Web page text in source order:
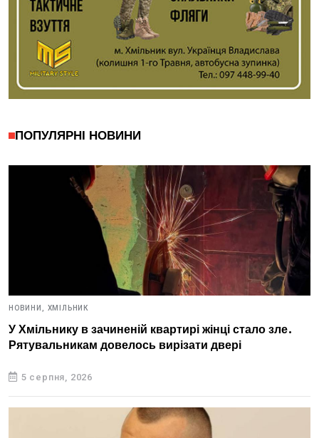
ПОПУЛЯРНІ НОВИНИ
НОВИНИ, ХМІЛЬНИК
У Хмільнику в зачиненій квартирі жінці стало зле.
Рятувальникам довелось вирізати двері
5 серпня, 2026